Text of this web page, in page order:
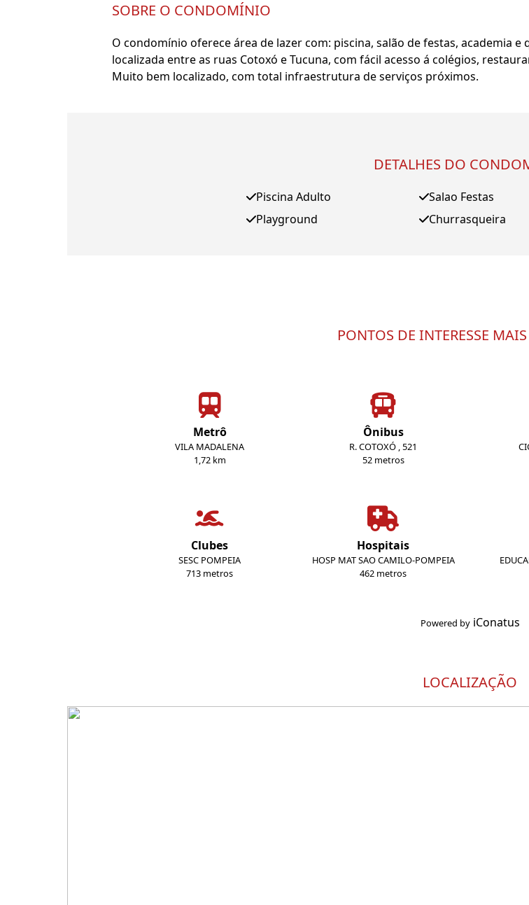
SOBRE O CONDOMÍNIO
O condomínio oferece área de lazer com: piscina, salão de festas, academia
localizada entre as ruas Cotoxó e Tucuna, com fácil acesso á colégios,
Muito bem localizado, com total infraestrutura de serviços próximos.
DETALHES DO
Piscina Adulto
Playground
Salao Festas
Churrasqueira
PONTOS DE INTERESSE
Metrô
VILA MADALENA
1,72 km
Ônibus
R. COTOXÓ , 521
52 metros
Clubes
SESC POMPEIA
713 metros
Hospitais
HOSP MAT SAO CAMILO-POMPEIA
462 metros
Powered by iConatus
LOCALIZAÇÃO